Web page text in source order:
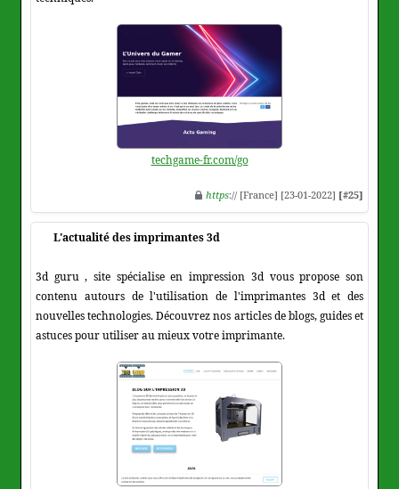
techgame-fr.com/go
https:// [France] [23-01-2022] [#25]
L'actualité des imprimantes 3d
3d guru , site spécialise en impression 3d vous propose son
contenu autours de l'utilisation de l'imprimantes 3d et des
nouvelles technologies. Découvrez nos articles de blogs, guides et
astuces pour utiliser au mieux votre imprimante.